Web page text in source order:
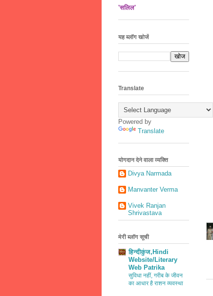
'सलिल'
यह ब्लॉग खोजें
Translate
Powered by
Translate
योगदान देने वाला व्यक्ति
Divya Narmada
Manvanter Verma
Vivek Ranjan
Shrivastava
मेरी ब्लॉग सूची
हिन्दीकुंज,Hindi
Website/Literary
Web Patrika
सुविधा नहीं, गरीब के जीवन
का आधार है राशन व्यवस्था